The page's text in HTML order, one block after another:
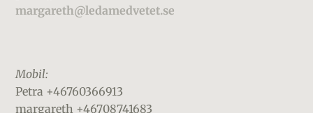
margareth@ledamedvetet.se
Mobil:
Petra +46760366913
margareth +46708741683